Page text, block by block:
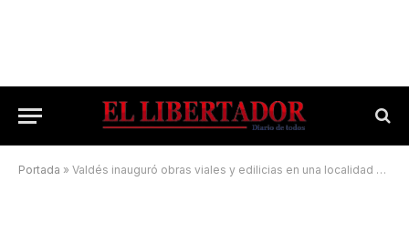
Portada » Valdés inauguró obras viales y edilicias en una localidad del Gran Corrientes